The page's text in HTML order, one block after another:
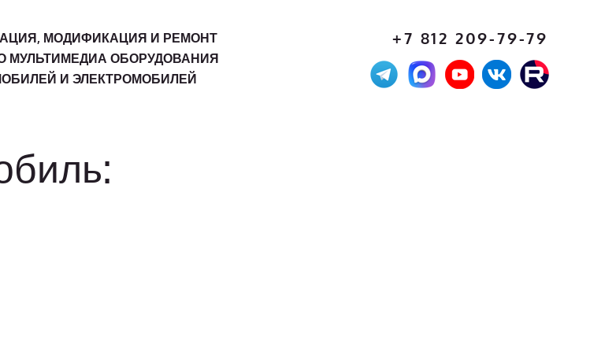
МОДИФИКАЦИЯ И РЕМОНТ
МУЛЬТИМЕДИА ОБОРУДОВАНИЯ
И ЭЛЕКТРОМОБИЛЕЙ
+7 812 209-79-79